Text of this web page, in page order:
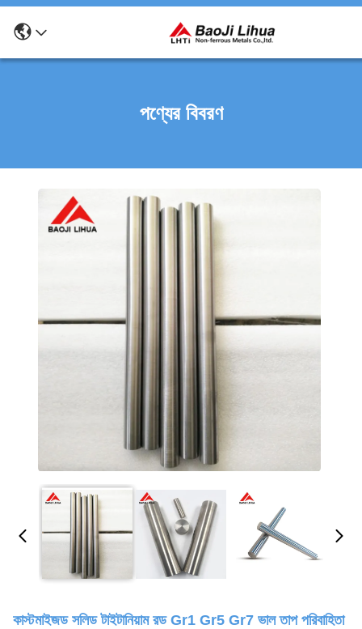
পণ্যের বিবরণ
কাস্টমাইজড সলিড টাইটানিয়াম রড Gr1 Gr5 Gr7 ভাল তাপ পরিবাহিতা